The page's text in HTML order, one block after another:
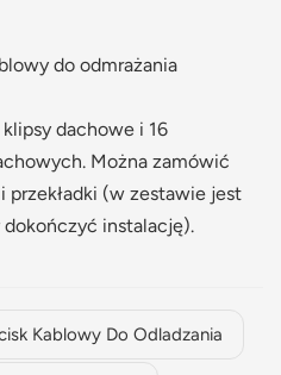
do odmrażania
dachowe i 16
Można zamówić
(w zestawie jest
instalację).
Kablowy Do Odladzania